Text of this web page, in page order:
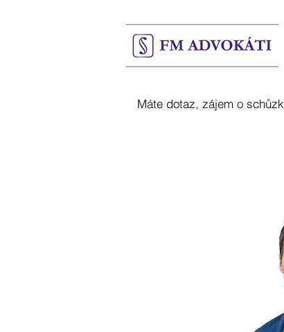
Máte dotaz, zájem o